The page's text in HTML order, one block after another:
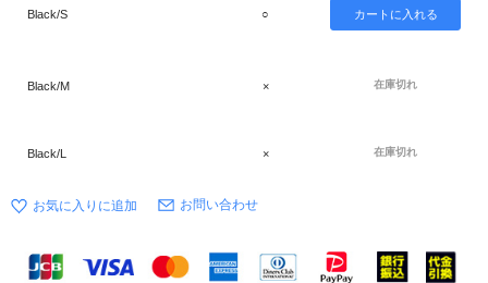
Black/S ○
Black/M × 在庫切れ
Black/L × 在庫切れ
お問い合わせ